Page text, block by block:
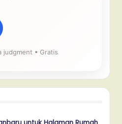
judgment • Gratis